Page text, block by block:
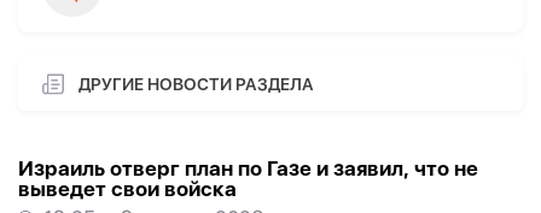
ДРУГИЕ НОВОСТИ РАЗДЕЛА
Израиль отверг план по Газе и заявил, что не
выведет свои войска